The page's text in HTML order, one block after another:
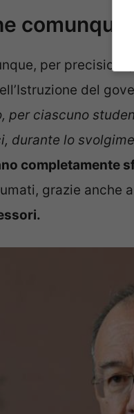
comunque
per
del
per ciascuno
durante lo
completamente
grazie anche